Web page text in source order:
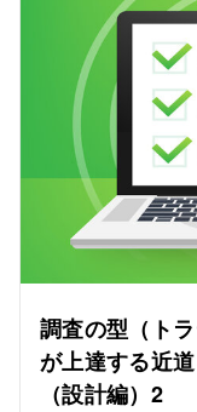
調査の型（ト
が上達する近
（設計編）2